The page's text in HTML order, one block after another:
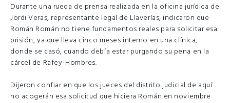
Durante una rueda de prensa realizada en la oficina jurídica de
Jordi Veras, representante legal de Llaverías, indicaron que
Román Román no tiene fundamentos reales para solicitar esa
prisión, ya que lleva cinco meses interno en una clínica,
donde se casó, cuando debía estar purgando su pena en la
cárcel de Rafey-Hombres.
Dijeron confiar en que los jueces del distrito judicial de aquí
no acogerán esa solicitud que hiciera Román en noviembre